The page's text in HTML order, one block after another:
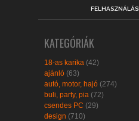
KATEGÓRIÁK
18-as karika (42)
ajánló (63)
autó, motor, hajó (274)
buli, party, pia (72)
csendes PC (29)
design (710)